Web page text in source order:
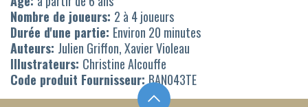
Nombre de joueurs: 2 à 4 joueurs
Durée d'une partie: Environ 20 minutes
Auteurs: Julien Griffon, Xavier Violeau
Illustrateurs: Christine Alcouffe
Code produit Fournisseur:BAN043TE